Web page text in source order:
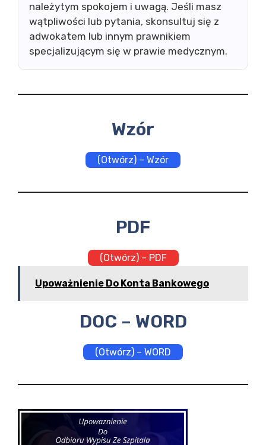
należytym spokojem i uwagą. Jeśli masz
wątpliwości lub pytania, skonsultuj się z
adwokatem lub innym prawnikiem
specjalizującym się w prawie medycznym.
Wzór
(Otwórz) – Wzór
PDF
(Otwórz) – PDF
Upoważnienie Do Konta Bankowego
DOC – WORD
(Otwórz) – WORD